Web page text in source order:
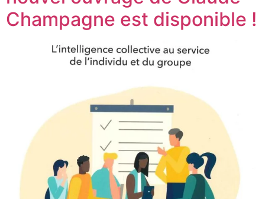
Champagne est disponible !